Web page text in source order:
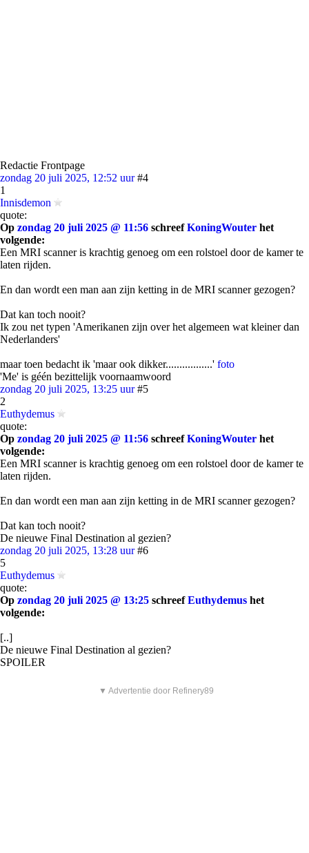
Redactie Frontpage
zondag 20 juli 2025, 12:52 uur #4
1
Innisdemon
quote:
Op zondag 20 juli 2025 @ 11:56 schreefKoningWouter het
volgende:
Een MRI scanner is krachtig genoeg om een rolstoel door de kamer te
laten rijden.
En dan wordt een man aan zijn ketting in de MRI scanner gezogen?
Dat kan toch nooit?
Ik zou net typen 'Amerikanen zijn over het algemeen wat kleiner dan
Nederlanders'
maar toen bedacht ik 'maar ook dikker.................' foto
'Me' is géén bezittelijk voornaamwoord
zondag 20 juli 2025, 13:25 uur #5
2
Euthydemus
quote:
Op zondag 20 juli 2025 @ 11:56 schreefKoningWouter het
volgende:
Een MRI scanner is krachtig genoeg om een rolstoel door de kamer te
laten rijden.
En dan wordt een man aan zijn ketting in de MRI scanner gezogen?
Dat kan toch nooit?
De nieuwe Final Destination al gezien?
zondag 20 juli 2025, 13:28 uur #6
5
Euthydemus
quote:
Op zondag 20 juli 2025 @ 13:25 schreefEuthydemus het
volgende:
[..]
De nieuwe Final Destination al gezien?
SPOILER
▼ Advertentie door Refinery89